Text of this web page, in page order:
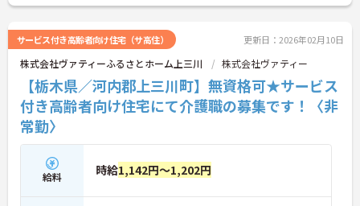
サービス付き高齢者向け住宅（サ高住） 更新日：2026年02月10日
株式会社ヴァティーふるさとホーム上三川 株式会社ヴァティー
【栃木県／河内郡上三川町】無資格可★サービス
付き高齢者向け住宅にて介護職の募集です！〈非
常勤〉
給料 時給1,142円～1,202円